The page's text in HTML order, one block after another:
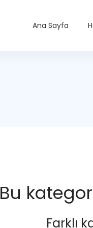
Ana Sayfa
Bu
Farklı